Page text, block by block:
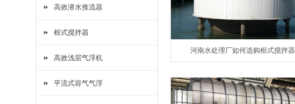
高效潜水推流器
框式搅拌器
高效浅层气浮机
平流式容气气浮
河南水处理厂如何选购框式搅拌器